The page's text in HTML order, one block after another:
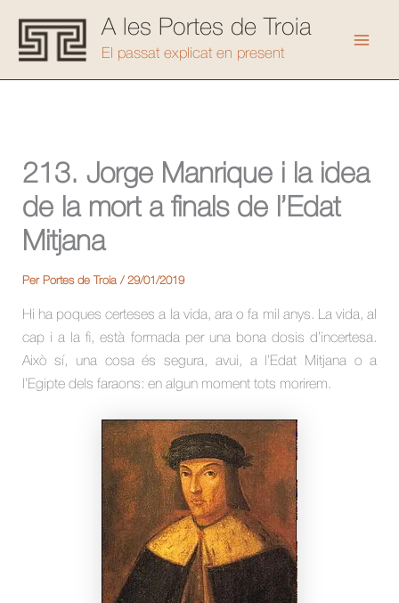
contingut
A les Portes de Troia
El passat explicat en present
213. Jorge Manrique i la idea
de la mort a finals de l’Edat
Mitjana
Per Portes de Troia / 29/01/2019
Hi ha poques certeses a la vida, ara o fa mil anys. La vida, al
cap i a la fi, està formada per una bona dosis d’incertesa.
Això sí, una cosa és segura, avui, a l’Edat Mitjana o a
l’Egipte dels faraons: en algun moment tots morirem.